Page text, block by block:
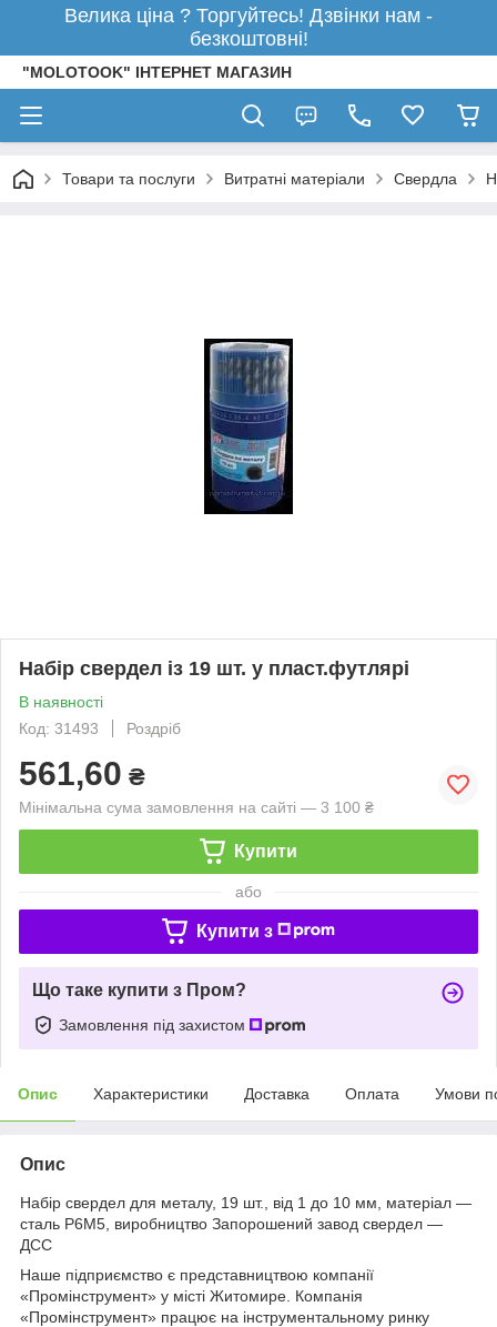
Велика ціна ? Торгуйтесь! Дзвінки нам -
безкоштовні!
"MOLOTOOK" ІНТЕРНЕТ МАГАЗИН
Товари та послуги Витратні матеріали Свердла
Набір свердел із 19 шт. у пласт.футлярі
В наявності
Код: 31493
Роздріб
561,60 ₴
Мінімальна сума замовлення на сайті — 3 100 ₴
Купити
або
Купити з
Що таке купити з Пром?
Замовлення під захистом
Опис Характеристики Доставка Оплата Умови
Опис
Набір свердел для металу, 19 шт., від 1 до 10 мм, матеріал —
сталь Р6М5, виробництво Запорошений завод свердел —
ДСС
Наше підприємство є представництвою компанії
«Промінструмент» у місті Житомире. Компанія
«Промінструмент» працює на інструментальному ринку